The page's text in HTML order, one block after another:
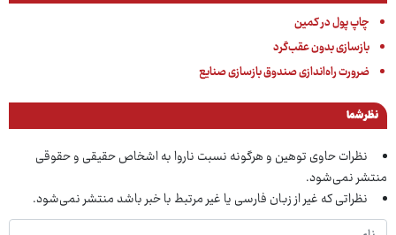
چاپ پول در کمین
بازسازی بدون عقب‌گرد
ضرورت راه‌اندازی صندوق بازسازی صنایع
نظر شما
نظرات حاوی توهین و هرگونه نسبت ناروا به اشخاص حقیقی و حقوقی
منتشر نمی‌شود.
نظراتی که غیر از زبان فارسی یا غیر مرتبط با خبر باشد منتشر نمی‌شود.